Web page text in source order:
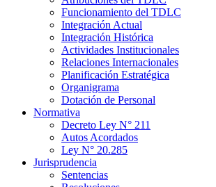
Funcionamiento del TDLC
Integración Actual
Integración Histórica
Actividades Institucionales
Relaciones Internacionales
Planificación Estratégica
Organigrama
Dotación de Personal
Normativa
Decreto Ley N° 211
Autos Acordados
Ley N° 20.285
Jurisprudencia
Sentencias